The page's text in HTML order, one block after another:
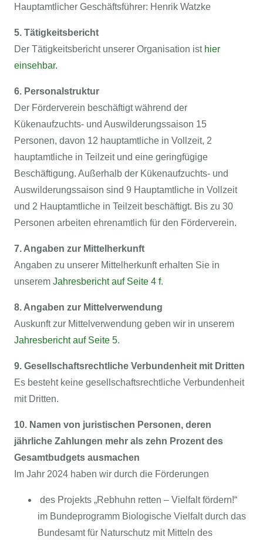
Hauptamtlicher Geschäftsführer: Henrik Watzke
5. Tätigkeitsbericht
Der Tätigkeitsbericht unserer Organisation ist hier
einsehbar.
6. Personalstruktur
Der Förderverein beschäftigt während der
Kükenaufzuchts- und Auswilderungssaison 15
Personen, davon 12 hauptamtliche in Vollzeit, 2
hauptamtliche in Teilzeit und eine geringfügige
Beschäftigung. Außerhalb der Kükenaufzuchts- und
Auswilderungssaison sind 9 Hauptamtliche in Vollzeit
und 2 Hauptamtliche in Teilzeit beschäftigt. Bis zu 30
Personen arbeiten ehrenamtlich für den Förderverein.
7. Angaben zur Mittelherkunft
Angaben zu unserer Mittelherkunft erhalten Sie in
unserem Jahresbericht auf Seite 4 f.
8. Angaben zur Mittelverwendung
Auskunft zur Mittelverwendung geben wir in unserem
Jahresbericht auf Seite 5.
9. Gesellschaftsrechtliche Verbundenheit mit Dritten
Es besteht keine gesellschaftsrechtliche Verbundenheit
mit Dritten.
10. Namen von juristischen Personen, deren
jährliche Zahlungen mehr als zehn Prozent des
Gesamtbudgets ausmachen
Im Jahr 2024 haben wir durch die Förderungen
des Projekts „Rebhuhn retten – Vielfalt fördern!“
im Bundeprogramm Biologische Vielfalt durch das
Bundesamt für Naturschutz mit Mitteln des